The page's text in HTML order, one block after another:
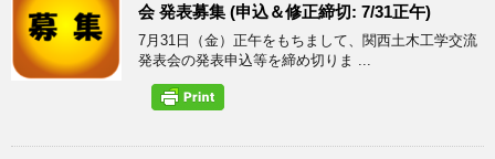
会 発表募集 (申込＆修正締切: 7/31正午)
7月31日（金）正午をもちまして、関西土木工学交流
発表会の発表申込等を締め切りま ...